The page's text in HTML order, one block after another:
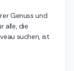
Genuss und
alle, die
suchen, ist